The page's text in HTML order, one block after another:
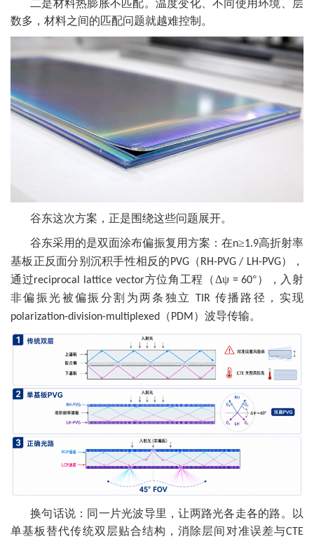
二是材料热膨胀不匹配。温度变化、不同使用环境、层
数多，材料之间的匹配问题就越难控制。
谷东这次方案，正是围绕这些问题展开。
谷东采用的是双面涂布偏振复用方案：在n≥1.9高折射率
基板正反面分别沉积手性相反的 PVG（ RH-PVG / LH-PVG），
通过reciprocal lattice vector方位角工程（Δψ = 60°），入射
非偏振光被偏振分割为两条独立TIR 传播路径，实现
polarization-division-multiplexed （ PDM ）波导传输。
换句话说：同一片光波导里，让两路光各走各的路。以
单基板替代传统双层贴合结构，消除层间对准误差与CTE